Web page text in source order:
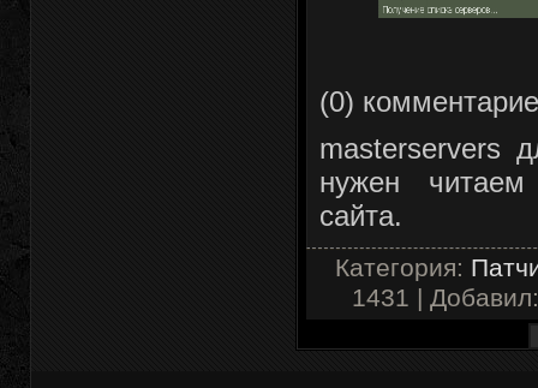
(0)
masterservers
нужен
сайта.
Категория:
1431 |